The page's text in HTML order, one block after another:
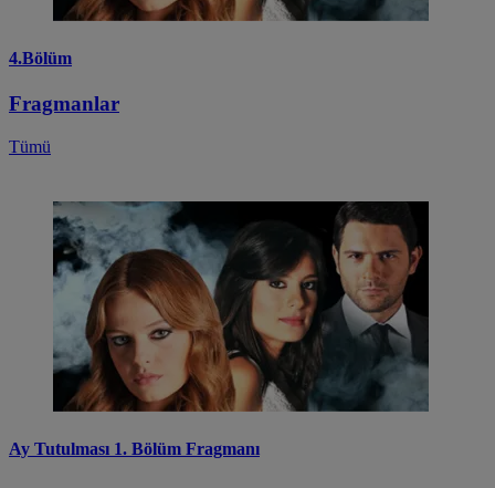
4.Bölüm
Fragmanlar
Tümü
Ay Tutulması 1. Bölüm Fragmanı